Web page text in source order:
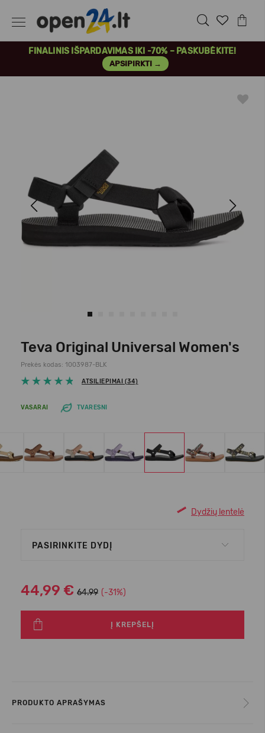
FINALINIS IŠPARDAVIMAS IKI -70% – PASKUBĖKITE!
APSIPIRKTI →
Previous Next
Teva Original Universal Women's
Prekės kodas: 1003987-BLK
ATSILIEPIMAI (34)
VASARAI TVARESNI
Dydžių lentelė
PASIRINKITE DYDĮ
44,99 € 64.99 (-31%)
Į KREPŠELĮ
PRODUKTO APRAŠYMAS